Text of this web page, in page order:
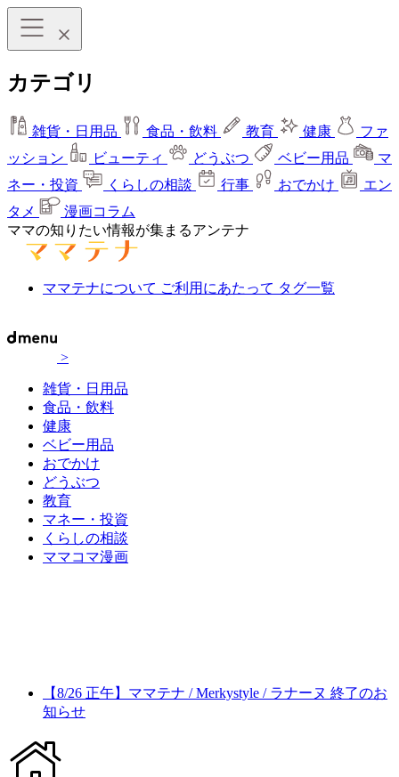
カテゴリ
雑貨・日用品 食品・飲料 教育 健康
ファ
ッション
ビューティ どうぶつ ベビー用品
マ
ネー・投資
くらしの相談 行事 おでかけ
エン
タメ
漫画コラム
ママの知りたい情報が集まるアンテナ
ママテナについて ご利用にあたって タグ一覧
>
雑貨・日用品
食品・飲料
健康
ベビー用品
おでかけ
どうぶつ
教育
マネー・投資
くらしの相談
ママコマ漫画
【8/26 正午】ママテナ / Merkystyle / ラナーヌ 終了のお
知らせ